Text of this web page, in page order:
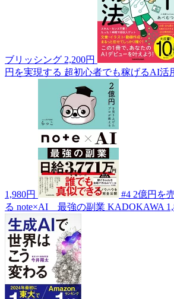
ブリッシング 2,200円
円を実現する 超初心者でも稼げるAI活
1,980円 #4 2億円を
る note×AI 最強の副業 KADOKAWA